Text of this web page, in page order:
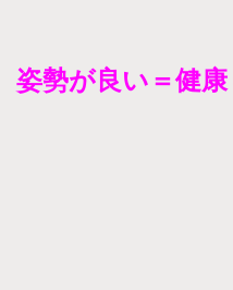
姿勢が良い＝健